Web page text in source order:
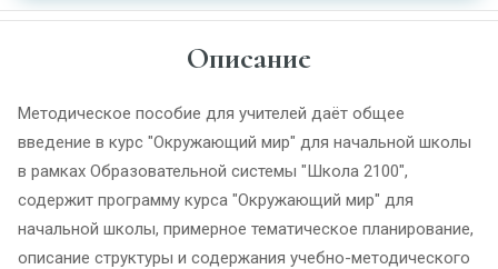
Описание
Методическое пособие для учителей даёт общее
введение в курс "Окружающий мир" для начальной школы
в рамках Образовательной системы "Школа 2100",
содержит программу курса "Окружающий мир" для
начальной школы, примерное тематическое планирование,
описание структуры и содержания учебно-методического